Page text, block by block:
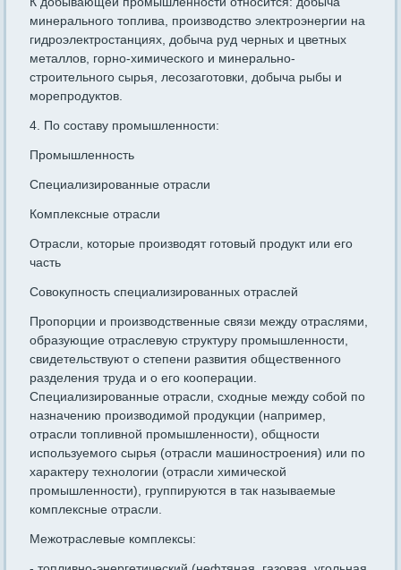
минерального топлива, производство электроэнергии на
гидроэлектростанциях, добыча руд черных и цветных
металлов, горно-химического и минерально-
строительного сырья, лесозаготовки, добыча рыбы и
морепродуктов.
4. По составу промышленности:
Промышленность
Специализированные отрасли
Комплексные отрасли
Отрасли, которые производят готовый продукт или его
часть
Совокупность специализированных отраслей
Пропорции и производственные связи между отраслями,
образующие отраслевую структуру промышленности,
свидетельствуют о степени развития общественного
разделения труда и о его кооперации.
Специализированные отрасли, сходные между собой по
назначению производимой продукции (например,
отрасли топливной промышленности), общности
используемого сырья (отрасли машиностроения) или по
характеру технологии (отрасли химической
промышленности), группируются в так называемые
комплексные отрасли.
Межотраслевые комплексы: